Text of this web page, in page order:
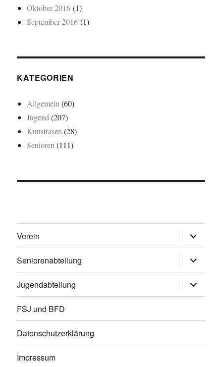
Oktober 2016 (1)
September 2016 (1)
KATEGORIEN
Allgemein(60)
Jugend(207)
Kunstrasen(28)
Senioren(111)
Verein
öffnen
Seniorenabteilung
öffnen
Jugendabteilung
öffnen
FSJ und BFD
Datenschutzerklärung
Impressum